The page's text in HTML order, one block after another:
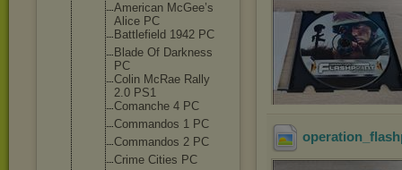
American McGee’s
Alice PC
Battlefield 1942 PC
Blade Of Darkness
PC
Colin McRae Rally
2.0 PS1
Comanche 4 PC
Commandos 1 PC
Commandos 2 PC
Crime Cities PC